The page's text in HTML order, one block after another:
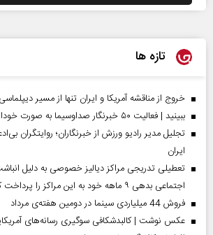
تازه ها
خروج از مناقشه آمریکا و ایران تنها از مسیر
ببینید | فعالیت ۵۰ خبرنگار صداوسیما به صورت خوداتکا در ایام جنگ
تجلیل مدیر رادیو ورزش از خبرنگاران؛ روایتگران
ایران
تعطیلی تدریجی مراکز دیالیز خصوصی به دلیل
اجتماعی بدهی ۹ ماهه خود به این مراکز را پرداخت کند
فروش 44 میلیاردی سینما در دومین هفته‌ی مرداد
عکس نوشت | کالبدشکافی سوگیری رسانه‌های